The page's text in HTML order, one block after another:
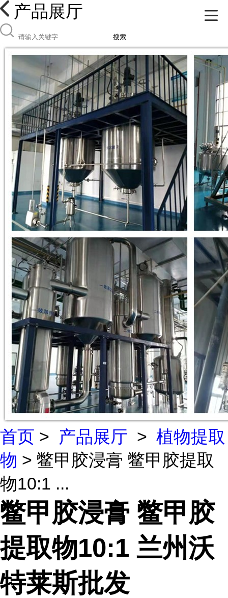
产品展厅
搜索
首页 > 产品展厅 > 植物提取
物 > 鳖甲胶浸膏 鳖甲胶提取
物10:1 ...
鳖甲胶浸膏 鳖甲胶
提取物10:1 兰州沃
特莱斯批发